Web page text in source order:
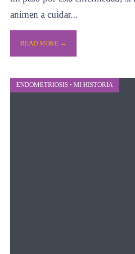
animen a cuidar...
READ MORE →
ENDOMETRIOSIS • MI HISTORIA